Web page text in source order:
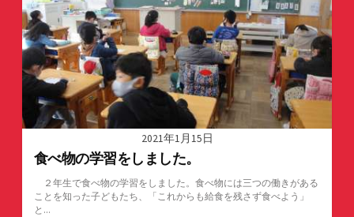
2021年1月15日
食べ物の学習をしました。
２年生で食べ物の学習をしました。食べ物には三つの働きがある
ことを知った子どもたち、「これからも給食を残さず食べよう」
と...